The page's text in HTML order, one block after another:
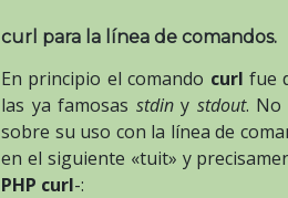
curl para la línea de comandos.
En principio el comando curl fue
las ya famosas stdiny stdout. No
sobre su uso con la línea de
en el siguiente «tuit» y
PHP curl-: